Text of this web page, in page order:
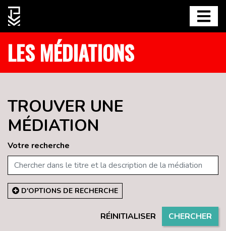
LES MÉDIATIONS
TROUVER UNE
MÉDIATION
Votre recherche
D'OPTIONS DE RECHERCHE
RÉINITIALISER